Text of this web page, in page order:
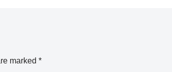
marked *